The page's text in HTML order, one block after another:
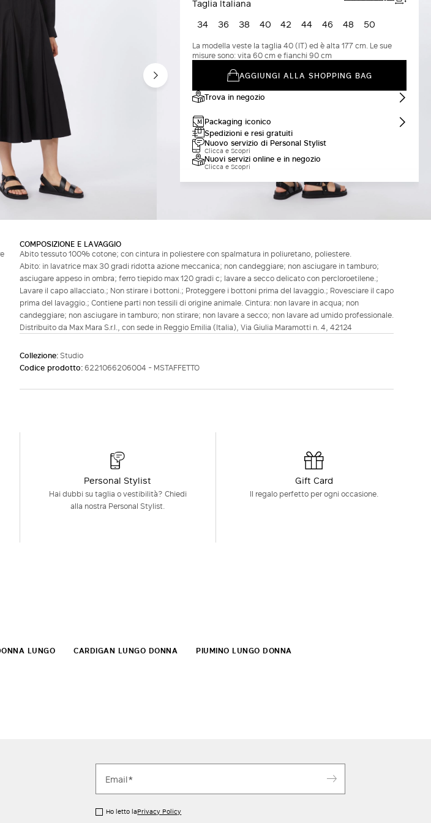
Taglia Italiana
34 36 38 40 42 44 46 48 50
La modella veste la taglia 40 (IT) ed è alta 177 cm. Le sue
misure sono: vita 60 cm e fianchi 90 cm
AGGIUNGI ALLA SHOPPING BAG
Trova in negozio
Packaging iconico
Spedizioni e resi gratuiti
Nuovo servizio di Personal Stylist
Clicca e Scopri
Nuovi servizi online e in negozio
Clicca e Scopri
COMPOSIZIONE E LAVAGGIO
Abito tessuto 100% cotone; con cintura in poliestere con spalmatura in poliuretano, poliestere.
Abito: in lavatrice max 30 gradi ridotta azione meccanica; non candeggiare; non asciugare in tamburo;
asciugare appeso in ombra; ferro tiepido max 120 gradi c; lavare a secco delicato con percloroetilene.;
Lavare il capo allacciato.; Non stirare i bottoni.; Proteggere i bottoni prima del lavaggio.; Rovesciare il capo
prima del lavaggio.; Contiene parti non tessili di origine animale. Cintura: non lavare in acqua; non
candeggiare; non asciugare in tamburo; non stirare; non lavare a secco; non lavare ad umido professionale.
Distribuito da Max Mara S.r.l., con sede in Reggio Emilia (Italia), Via Giulia Maramotti n. 4, 42124
Collezione:Studio
Codice prodotto:6221066206004 - MSTAFFETTO
Personal Stylist
Hai dubbi su taglia o vestibilità? Chiedi
alla nostra Personal Stylist.
Gift Card
Il regalo perfetto per ogni occasione.
LUNGO CARDIGAN LUNGO DONNA PIUMINO LUNGO DONNA
Ho letto laPrivacy Policy